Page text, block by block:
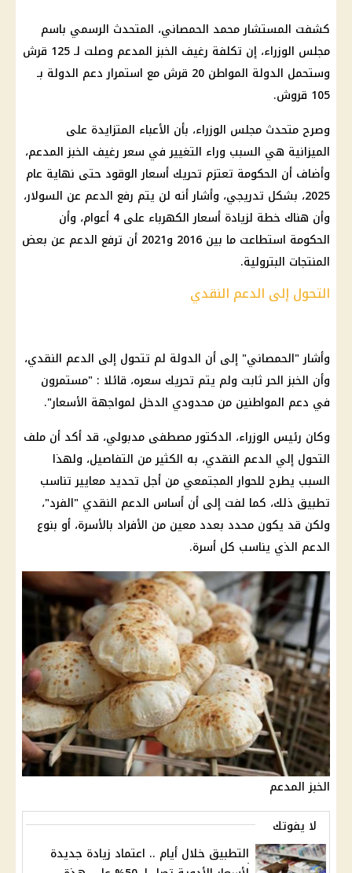
كشفت المستشار محمد الحمصاني، المتحدث الرسمي باسم
مجلس الوزراء، إن تكلفة رغيف الخبز
المدعم وصلت لـ 125 قرش
وستحمل الدولة المواطن 20 قرش مع استمرار دعم الدولة بـ
105 قروش.
وصرح متحدث مجلس الوزراء، بأن الأعباء المتزايدة على
الميزانية هي السبب وراء التغيير في سعر رغيف الخبز المدعم،
وأضاف أن الحكومة تعتزم تحريك أسعار الوقود حتى نهاية عام
2025، بشكل تدريجي، وأشار أنه لن يتم رفع الدعم عن السولار،
وأن هناك خطة لزيادة أسعار الكهرباء على 4 أعوام، وأن
الحكومة استطاعت ما بين 2016 و2021 أن ترفع الدعم عن بعض
المنتجات البترولية.
التحول إلى الدعم النقدي
وأشار "الحمصاني" إلى أن الدولة لم تتحول إلى الدعم النقدي،
وأن الخبز الحر ثابت ولم يتم تحريك سعره، قائلا : "مستمرون
في دعم المواطنين من محدودي الدخل لمواجهة الأسعار".
وكان رئيس الوزراء، الدكتور مصطفى مدبولي، قد أكد أن ملف
التحول إلي الدعم النقدي، به الكثير من التفاصيل، ولهذا
السبب يطرح للحوار المجتمعي من أجل تحديد معايير تناسب
تطبيق ذلك، كما لفت إلى أن أساس الدعم النقدي "الفرد"،
ولكن قد يكون محدد بعدد معين من الأفراد بالأسرة، أو بنوع
الدعم الذي يناسب كل أسرة.
الخبز المدعم
لا يفوتك
التطبيق خلال أيام .. اعتماد زيادة جديدة